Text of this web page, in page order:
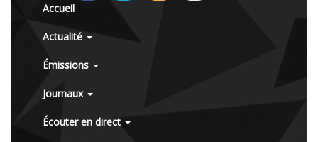
Accueil
Actualité
Émissions
Journaux
Écouter en direct